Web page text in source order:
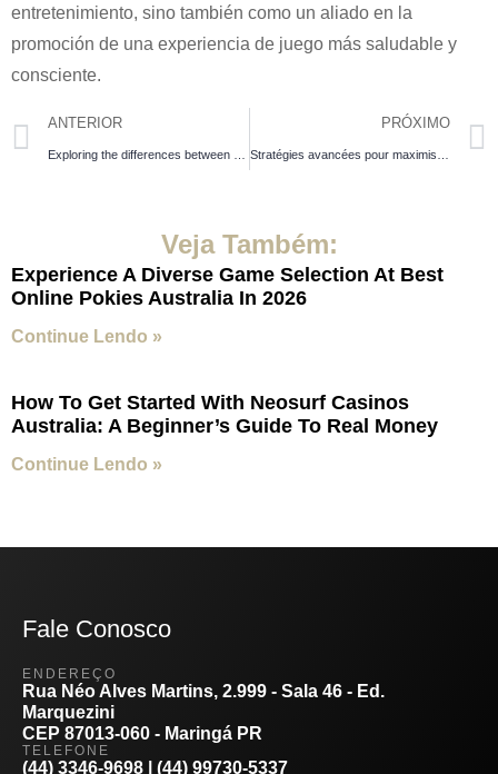
entretenimiento, sino también como un aliado en la
promoción de una experiencia de juego más saludable y
consciente.
ANTERIOR PRÓXIMO
Veja Também:
Experience A Diverse Game Selection At Best
Online Pokies Australia In 2026
Continue Lendo »
How To Get Started With Neosurf Casinos
Australia: A Beginner’s Guide To Real Money
Continue Lendo »
ENDEREÇO
Rua Néo Alves Martins, 2.999 - Sala 46 - Ed.
Marquezini
CEP 87013-060 - Maringá PR
TELEFONE
(44) 3346-9698 | (44) 99730-5337
Fale Conosco